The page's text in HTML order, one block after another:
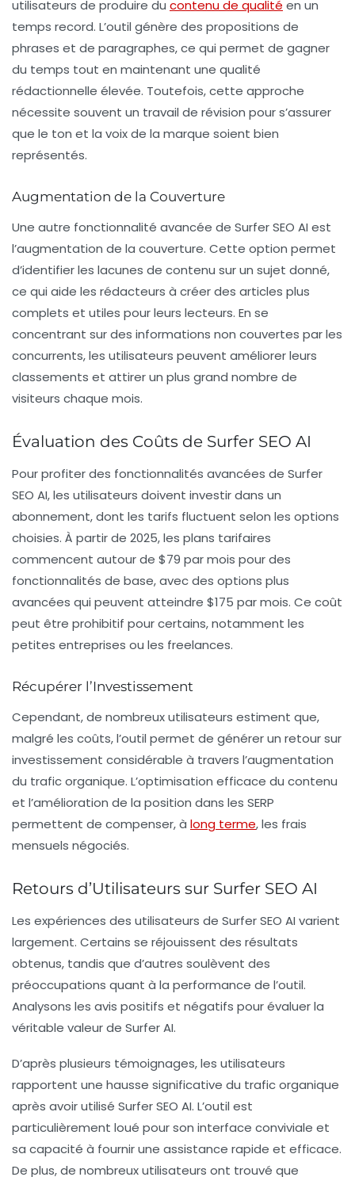
utilisateurs de produire du contenu de qualité en un
temps record. L’outil génère des propositions de
phrases et de paragraphes, ce qui permet de gagner
du temps tout en maintenant une qualité
rédactionnelle élevée. Toutefois, cette approche
nécessite souvent un travail de révision pour s’assurer
que le ton et la voix de la marque soient bien
représentés.
Augmentation de la Couverture
Une autre fonctionnalité avancée de Surfer SEO AI est
l’augmentation de la couverture. Cette option permet
d’identifier les lacunes de contenu sur un sujet donné,
ce qui aide les rédacteurs à créer des articles plus
complets et utiles pour leurs lecteurs. En se
concentrant sur des informations non couvertes par les
concurrents, les utilisateurs peuvent améliorer leurs
classements et attirer un plus grand nombre de
visiteurs chaque mois.
Évaluation des Coûts de Surfer SEO AI
Pour profiter des fonctionnalités avancées de Surfer
SEO AI, les utilisateurs doivent investir dans un
abonnement, dont les tarifs fluctuent selon les options
choisies. À partir de 2025, les plans tarifaires
commencent autour de $79 par mois pour des
fonctionnalités de base, avec des options plus
avancées qui peuvent atteindre $175 par mois. Ce coût
peut être prohibitif pour certains, notamment les
petites entreprises ou les freelances.
Récupérer l’Investissement
Cependant, de nombreux utilisateurs estiment que,
malgré les coûts, l’outil permet de générer un retour sur
investissement considérable à travers l’augmentation
du trafic organique. L’optimisation efficace du contenu
et l’amélioration de la position dans les SERP
permettent de compenser, à long terme, les frais
mensuels négociés.
Retours d’Utilisateurs sur Surfer SEO AI
Les expériences des utilisateurs de Surfer SEO AI varient
largement. Certains se réjouissent des résultats
obtenus, tandis que d’autres soulèvent des
préoccupations quant à la performance de l’outil.
Analysons les avis positifs et négatifs pour évaluer la
véritable valeur de Surfer AI.
D’après plusieurs témoignages, les utilisateurs
rapportent une hausse significative du trafic organique
après avoir utilisé Surfer SEO AI. L’outil est
particulièrement loué pour son interface conviviale et
sa capacité à fournir une assistance rapide et efficace.
De plus, de nombreux utilisateurs ont trouvé que